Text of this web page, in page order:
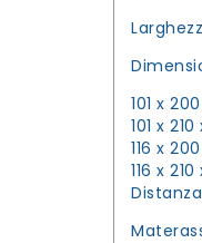
101 x
101 x
116 x
116 x